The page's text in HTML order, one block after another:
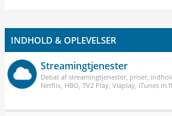
INDHOLD & OPLEVELSER
Streamingtjenester
Debat af streamingtjenester, priser,
Netflix, HBO, TV2 Play, Viaplay, iTunes